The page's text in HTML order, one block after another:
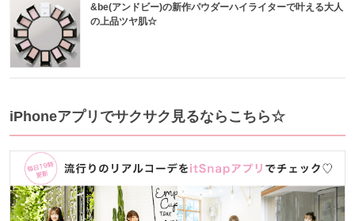
&be(アンドビー)の新作パウダーハイライターで叶える大人
の上品ツヤ肌☆
iPhoneアプリでサクサク見るならこちら☆